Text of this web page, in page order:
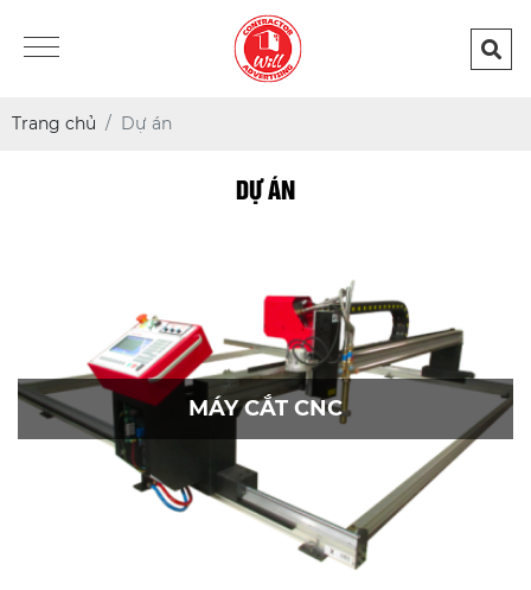
Trang chủ Dự án
DỰ ÁN
MÁY CẮT CNC